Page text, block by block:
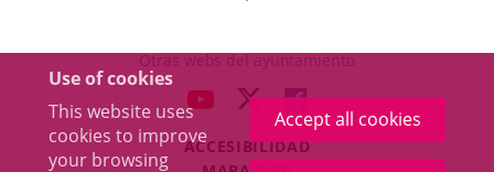
Use of cookies
This website uses
cookies to improve
your browsing
Accept all cookies
a
up
window.
Otras webs del ayuntamiento
LINK
EXTERNAL
LINK
TO
EXTERNAL
LINK
TO
EXTERNAL
ACCESIBILIDAD